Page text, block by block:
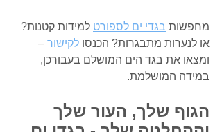
מחפשות בגדי ים לספורט למידות קטנות?
או לנערות מתבגרות? הכנסו לקישור –
ומצאו את בגד הים המושלם בעבורכן,
במידה המושלמת.
הגוף שלך, העור שלך